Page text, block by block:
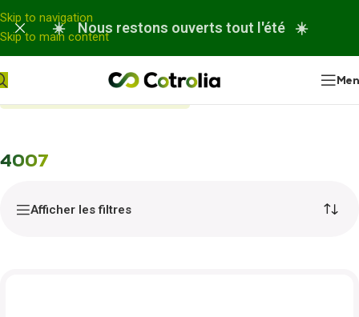
Panneau de gestion des cookies
Skip to navigation
Skip to main content
☀️ Nous restons ouverts tout l'été ☀️
4007
Afficher les filtres